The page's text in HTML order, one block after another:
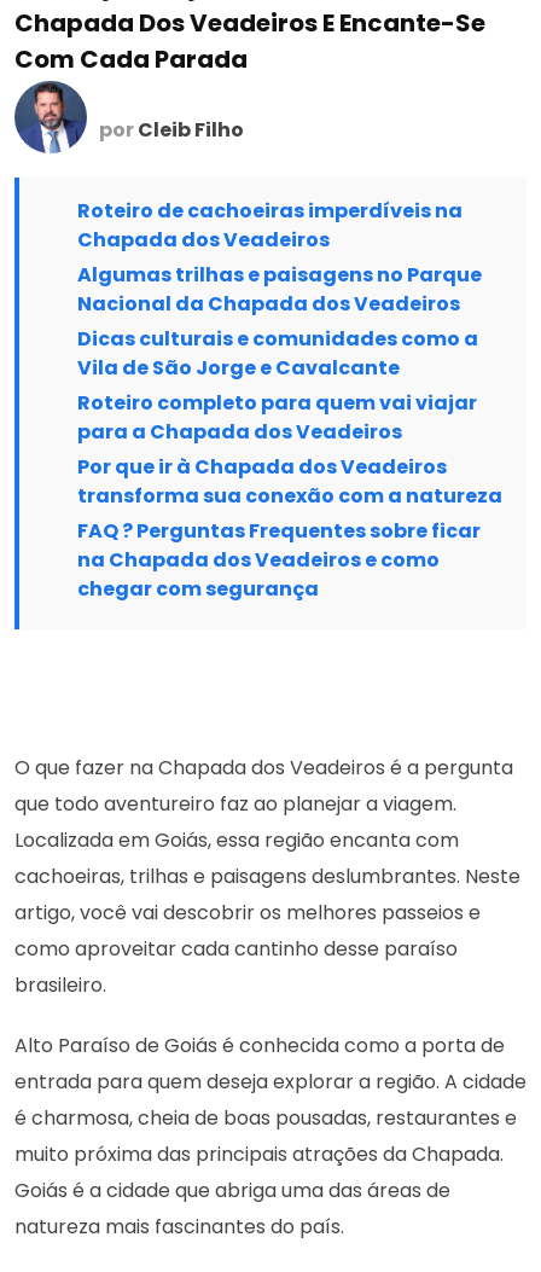
Chapada Dos Veadeiros E Encante-Se
Com Cada Parada
porCleib Filho
Roteiro de cachoeiras imperdíveis na
Chapada dos Veadeiros
Algumas trilhas e paisagens no Parque
Nacional da Chapada dos Veadeiros
Dicas culturais e comunidades como a
Vila de São Jorge e Cavalcante
Roteiro completo para quem vai viajar
para a Chapada dos Veadeiros
Por que ir à Chapada dos Veadeiros
transforma sua conexão com a natureza
FAQ ? Perguntas Frequentes sobre ficar
na Chapada dos Veadeiros e como
chegar com segurança
O que fazer na Chapada dos Veadeiros é a pergunta
que todo aventureiro faz ao planejar a viagem.
Localizada em Goiás, essa região encanta com
cachoeiras, trilhas e paisagens deslumbrantes. Neste
artigo, você vai descobrir os melhores passeios e
como aproveitar cada cantinho desse paraíso
brasileiro.
Alto Paraíso de Goiás é conhecida como a porta de
entrada para quem deseja explorar a região. A cidade
é charmosa, cheia de boas pousadas, restaurantes e
muito próxima das principais atrações da Chapada.
Goiás é a cidade que abriga uma das áreas de
natureza mais fascinantes do país.